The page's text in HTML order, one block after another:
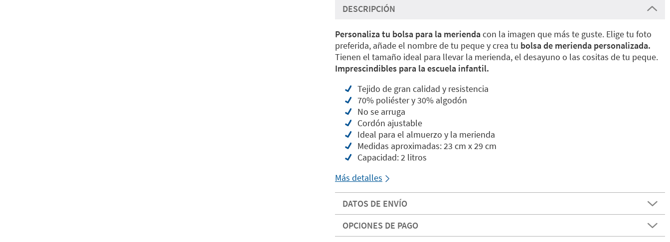
DESCRIPCIÓN
Personaliza tu bolsa para la meriendacon la imagen que más te guste. Elige tu foto
preferida, añade el nombre de tu peque y crea tu bolsa de merienda personalizada.
Tienen el tamaño ideal para llevar la merienda, el desayuno o las cositas de tu peque.
Imprescindibles para la escuela infantil.
Tejido de gran calidad y resistencia
70% poliéster y 30% algodón
No se arruga
Cordón ajustable
Ideal para el almuerzo y la merienda
Medidas aproximadas: 23 cm x 29 cm
Capacidad: 2 litros
Más detalles
DATOS DE ENVÍO
OPCIONES DE PAGO